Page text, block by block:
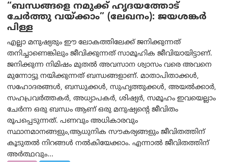
“ബന്ധങ്ങളെ നമുക്ക് ഹൃദയത്തോട്
ചേർത്തു വയ്ക്കാം” (ലേഖനം): ജയശങ്കര്‍
പിള്ള
എല്ലാ മനുഷ്യരും ഈ ലോകത്തിലേക്ക് ജനിക്കുന്നത്
തനിച്ചാണെങ്കിലും ജീവിക്കുന്നത് സാമൂഹിക ജീവിയായിട്ടാണ്.
ജനിക്കുന്ന നിമിഷം മുതൽ അവസാന ശ്വാസം വരെ അവനെ
മുന്നോട്ടു നയിക്കുന്നത് ബന്ധങ്ങളാണ്. മാതാപിതാക്കൾ,
സഹോദരങ്ങൾ, ബന്ധുക്കൾ, സുഹൃത്തുക്കൾ, അയൽക്കാർ,
സഹപ്രവർത്തകർ, അധ്യാപകർ, ശിഷ്യർ, സമൂഹം ഇവയെല്ലാം
ചേർന്ന ഒരു ബന്ധം ആണ് ഒരു മനുഷ്യന്റെ ജീവിതം
രൂപപ്പെടുന്നത്. പണവും അധികാരവും
സ്ഥാനമാനങ്ങളും,ആധുനിക സൗകര്യങ്ങളും ജീവിതത്തിന്
കൂടുതൽ നിറങ്ങൾ നൽകിയേക്കാം. എന്നാൽ ജീവിതത്തിന്
അർത്ഥവും...